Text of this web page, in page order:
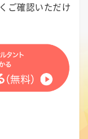
ご確認いただけ